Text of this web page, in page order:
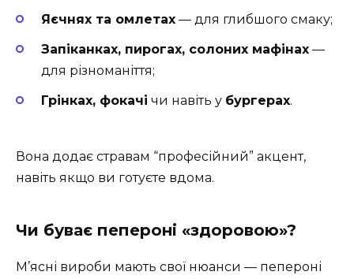
Яєчнях та омлетах — для глибшого смаку;
Запіканках, пирогах, солоних мафінах —
для різноманіття;
Грінках, фокачі чи навіть у бургерах.
Вона додає стравам “професійний” акцент,
навіть якщо ви готуєте вдома.
Чи буває пепероні «здоровою»?
М’ясні вироби мають свої нюанси — пепероні